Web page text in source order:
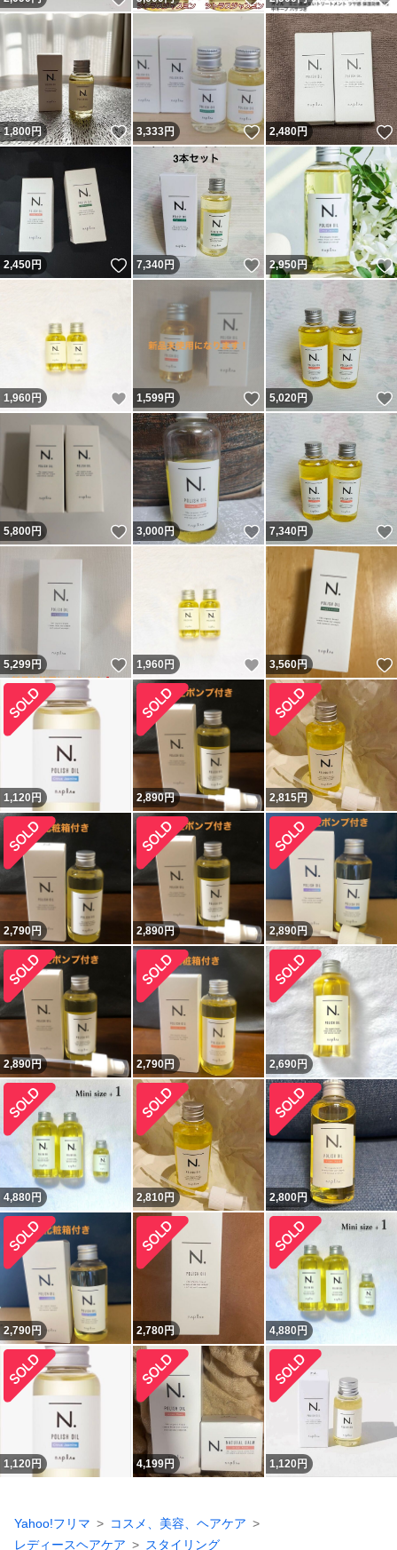
1,800円 いいね！
3,333円 いいね！
2,480円
2,450円 いいね！
7,340円 いいね！
2,950円
1,960 円 いいね！
1,599円 いいね！
5,020円
5,800円 いいね！
3,000円 いいね！
7,340円
5,299円 いいね！
1,960 円 いいね！
3,560円
1,120 円 2,890円 2,815円
2,790円 2,890円 2,890円
2,890円 2,790円 2,690円
4,880円 2,810円 2,800円
2,790円 2,780円 4,880円
1,120 円 4,199円 1,120 円
Yahoo!フリマ
コスメ、美容、ヘアケア
レディースヘアケア
スタイリング